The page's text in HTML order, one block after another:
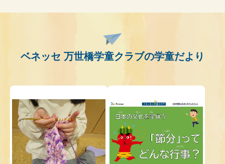
ベネッセ 万世橋学童クラブの学童だより